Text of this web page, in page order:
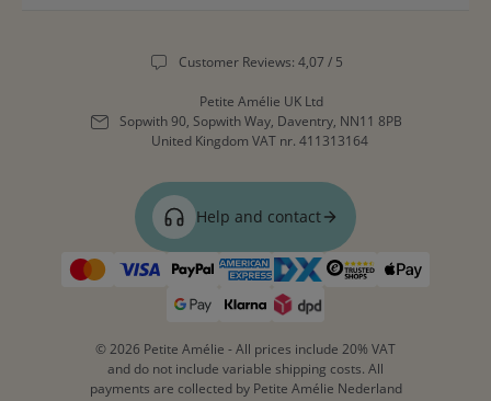
Customer Reviews: 4,07 / 5
Petite Amélie UK Ltd
Sopwith 90, Sopwith Way, Daventry, NN11 8PB
United Kingdom VAT nr. 411313164
Help and contact
© 2026 Petite Amélie - All prices include 20% VAT
and do not include variable shipping costs. All
payments are collected by Petite Amélie Nederland